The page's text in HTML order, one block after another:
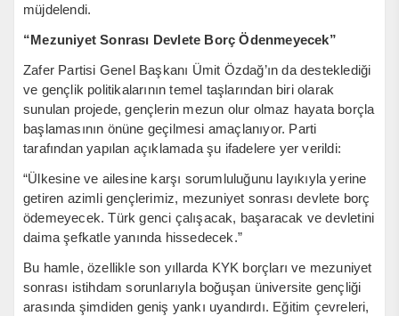
müjdelendi.
“Mezuniyet Sonrası Devlete Borç Ödenmeyecek”
Zafer Partisi Genel Başkanı Ümit Özdağ’ın da desteklediği
ve gençlik politikalarının temel taşlarından biri olarak
sunulan projede, gençlerin mezun olur olmaz hayata borçla
başlamasının önüne geçilmesi amaçlanıyor. Parti
tarafından yapılan açıklamada şu ifadelere yer verildi:
“Ülkesine ve ailesine karşı sorumluluğunu layıkıyla yerine
getiren azimli gençlerimiz, mezuniyet sonrası devlete borç
ödemeyecek. Türk genci çalışacak, başaracak ve devletini
daima şefkatle yanında hissedecek.”
Bu hamle, özellikle son yıllarda KYK borçları ve mezuniyet
sonrası istihdam sorunlarıyla boğuşan üniversite gençliği
arasında şimdiden geniş yankı uyandırdı. Eğitim çevreleri,